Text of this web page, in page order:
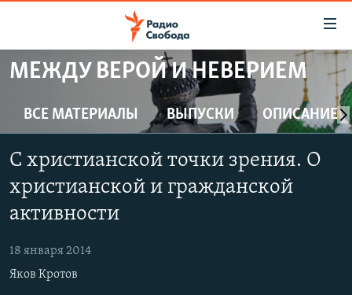
упрощенного
Вернуться
к
основному
содержанию
Вернутся
навигации
Вернутся
ПРОГРАММЫ
ПОДКАСТЫ
ЦИТАТЫ СВОБОДЫ
МНЕНИЯ
IDEL.РЕАЛИИ
КАВКАЗ.РЕАЛИИ
МЕЖДУ ВЕРОЙ И НЕВЕРИЕМ
ВСЕ МАТЕРИАЛЫ ВЫПУСКИ ОПИСАНИЕ
С христианской точки зрения. О
христианской и гражданской
активности
18 января 2014
Яков Кротов